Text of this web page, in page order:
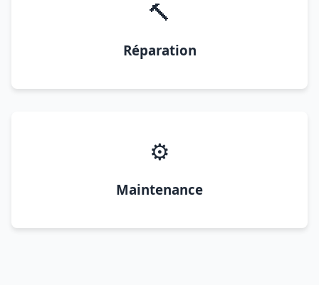
🔨
Réparation
⚙️
Maintenance